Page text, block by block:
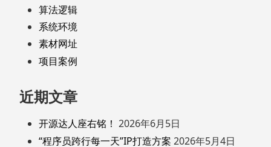
算法逻辑
系统环境
素材网址
项目案例
近期文章
开源达人座右铭！ 2026年6月5日
“程序员跨行每一天”IP打造方案 2026年5月4日